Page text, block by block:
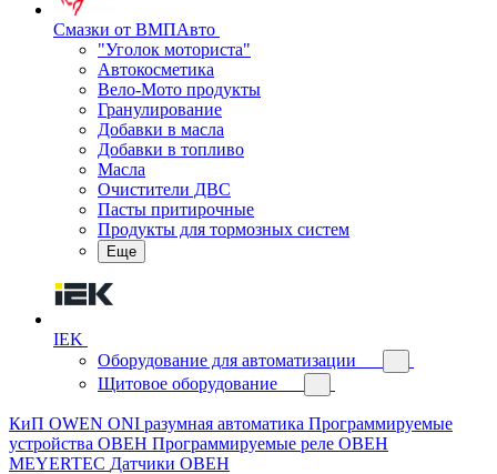
Смазки от ВМПАвто
"Уголок моториста"
Автокосметика
Вело-Мото продукты
Гранулирование
Добавки в масла
Добавки в топливо
Масла
Очистители ДВС
Пасты притирочные
Продукты для тормозных систем
Еще
IEK
Оборудование для автоматизации
Щитовое оборудование
КиП OWEN ONI разумная автоматика Программируемые
устройства ОВЕН Программируемые реле ОВЕН
MEYERTEC Датчики ОВЕН